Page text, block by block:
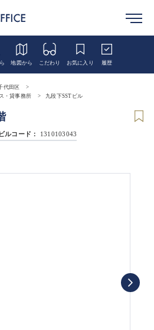
地図から こだわり お気に入り 履歴
代田区
・貸事務所
九段下SSTビル
ビルコード： 1310103043